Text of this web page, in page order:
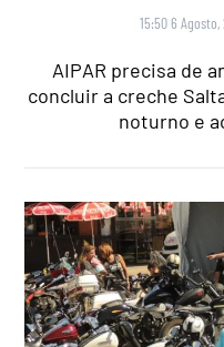
15:50 6 Agosto,
AIPAR precisa de
concluir a creche
noturno e